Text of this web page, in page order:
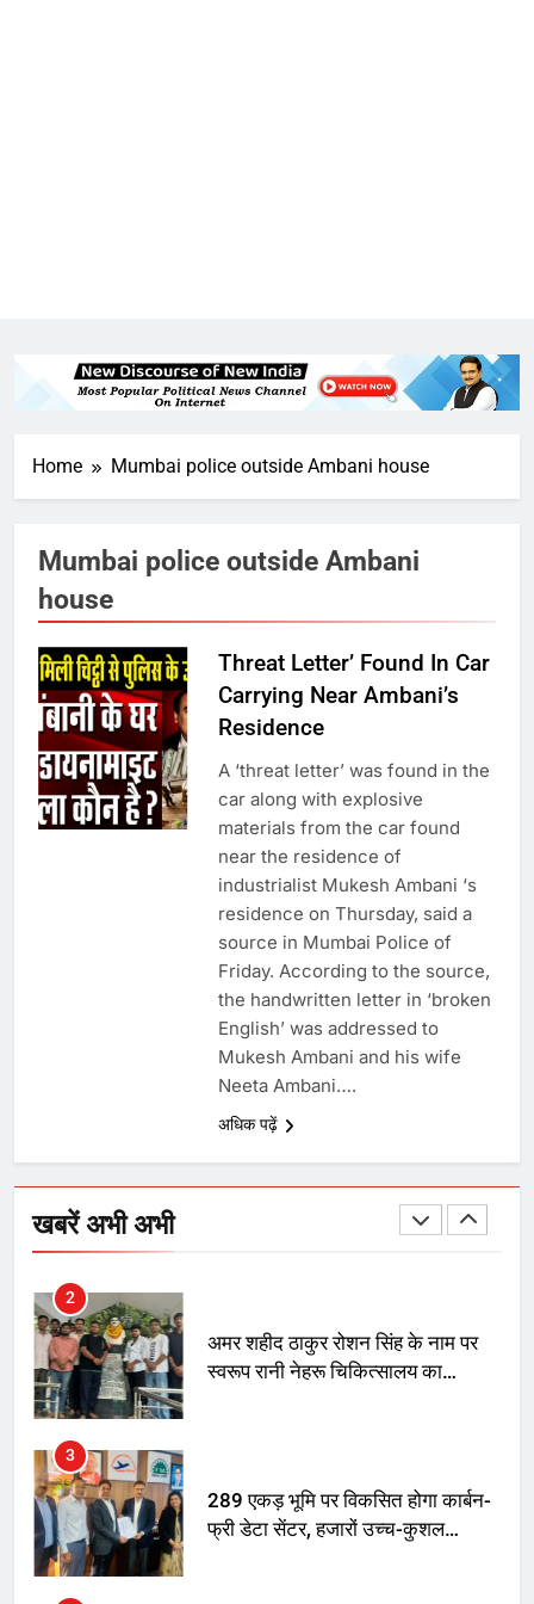
Home Mumbai police outside Ambani house
Mumbai police outside Ambani
house
Threat Letter’ Found In Car
Carrying Near Ambani’s
Residence
A ‘threat letter’ was found in the
car along with explosive
materials from the car found
near the residence of
industrialist Mukesh Ambani ‘s
residence on Thursday, said a
source in Mumbai Police of
Friday. According to the source,
the handwritten letter in ‘broken
English’ was addressed to
Mukesh Ambani and his wife
Neeta Ambani….
अधिक पढ़ें
खबरें अभी अभी
राम की नगरी अयोध्या में आने वाले भक्तों
6
उत्तर प्रदेश में गांवों में बढ़ेंगी सुविधाएं: 67%
बढ़ा पंचायतों का बजट
7
गाजा युद्धविराम को लेकर बड़ी खबरें
चुनाव से पहले लालू परिवार पर बड़ा झटका,
दिल्ली कोर्ट ने IRCTC घोटाले में आरोप
तय किए
SRN अस्पताल का नाम अमर शहीद ठाकुर
रोशन सिंह के नाम पर करने की मांग तेज
2
अमर शहीद ठाकुर रोशन सिंह के नाम पर
स्वरूप रानी नेहरू चिकित्सालय का
3
289 एकड़ भूमि पर विकसित होगा कार्बन-
फ्री डेटा सेंटर, हजारों उच्च-कुशल